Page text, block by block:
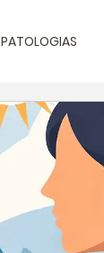
PATOLOGIAS